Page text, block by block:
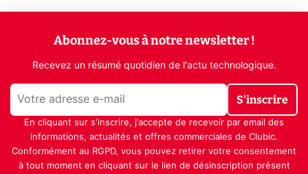
Abonnez-vous à notre newsletter !
Recevez un résumé quotidien de l'actu technologique.
S'inscrire
En cliquant sur s'inscrire, j’accepte de recevoir par email des
informations, actualités et offres commerciales de Clubic.
Conformément au RGPD, vous pouvez retirer votre consentement
à tout moment en cliquant sur le lien de désinscription présent